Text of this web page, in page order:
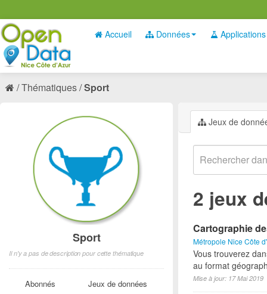
Accueil Données Applications
Thématiques Sport
Jeux de
2 jeux
Cartographie
Métropole Nice Côte
Vous trouverez
au format
Mise à jour: 17 Mai 2019
Sport
Il n'y a pas de description pour cette thématique
Abonnés Jeux de données